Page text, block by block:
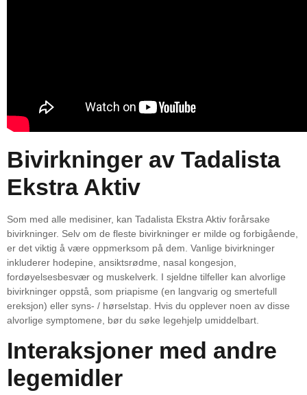
Bivirkninger av Tadalista
Ekstra Aktiv
Som med alle medisiner, kan Tadalista Ekstra Aktiv forårsake
bivirkninger. Selv om de fleste bivirkninger er milde og forbigående,
er det viktig å være oppmerksom på dem. Vanlige bivirkninger
inkluderer hodepine, ansiktsrødme, nasal kongesjon,
fordøyelsesbesvær og muskelverk. I sjeldne tilfeller kan alvorlige
bivirkninger oppstå, som priapisme (en langvarig og smertefull
ereksjon) eller syns- / hørselstap. Hvis du opplever noen av disse
alvorlige symptomene, bør du søke legehjelp umiddelbart.
Interaksjoner med andre
legemidler